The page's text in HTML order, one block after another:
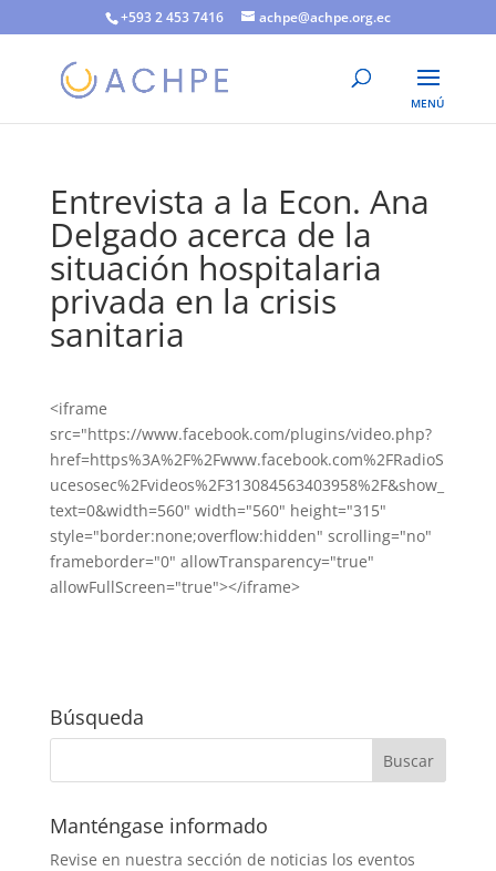
+593 2 453 7416 achpe@achpe.org.ec
Entrevista a la Econ. Ana
Delgado acerca de la
situación hospitalaria
privada en la crisis
sanitaria
<iframe
src="https://www.facebook.com/plugins/video.php?
href=https%3A%2F%2Fwww.facebook.com%2FRadioS
ucesosec%2Fvideos%2F313084563403958%2F&show_
text=0&width=560" width="560" height="315"
style="border:none;overflow:hidden" scrolling="no"
frameborder="0" allowTransparency="true"
allowFullScreen="true"></iframe>
Búsqueda
Manténgase informado
Revise en nuestra sección de noticias los eventos